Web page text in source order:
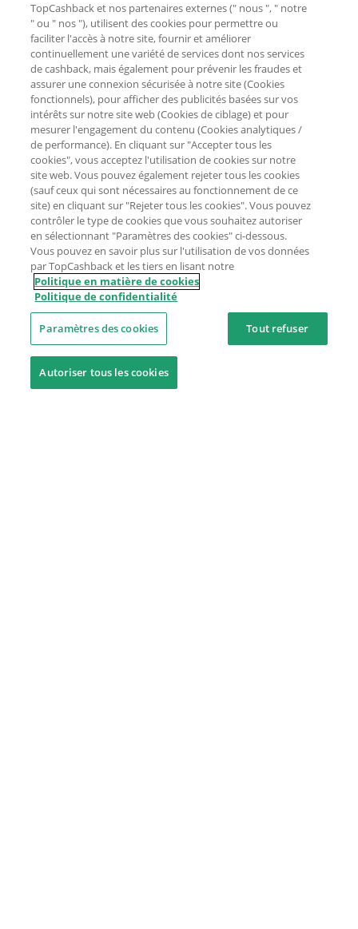
TopCashback et nos partenaires externes (" nous ", " notre
" ou " nos "), utilisent des cookies pour permettre ou
faciliter l'accès à notre site, fournir et améliorer
continuellement une variété de services dont nos services
de cashback, mais également pour prévenir les fraudes et
assurer une connexion sécurisée à notre site (Cookies
fonctionnels), pour afficher des publicités basées sur vos
intérêts sur notre site web (Cookies de ciblage) et pour
mesurer l'engagement du contenu (Cookies analytiques /
de performance). En cliquant sur "Accepter tous les
cookies", vous acceptez l'utilisation de cookies sur notre
site web. Vous pouvez également rejeter tous les cookies
(sauf ceux qui sont nécessaires au fonctionnement de ce
site) en cliquant sur "Rejeter tous les cookies". Vous pouvez
contrôler le type de cookies que vous souhaitez autoriser
en sélectionnant "Paramètres des cookies" ci-dessous.
Vous pouvez en savoir plus sur l'utilisation de vos données
par TopCashback et les tiers en lisant notre
Politique en matière de cookies
Politique de confidentialité
Paramètres des cookies Tout refuser
Autoriser tous les cookies